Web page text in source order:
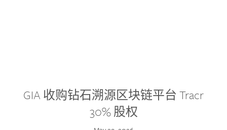
GIA 收购钻石溯源区块链平台 Tracr
30% 股权